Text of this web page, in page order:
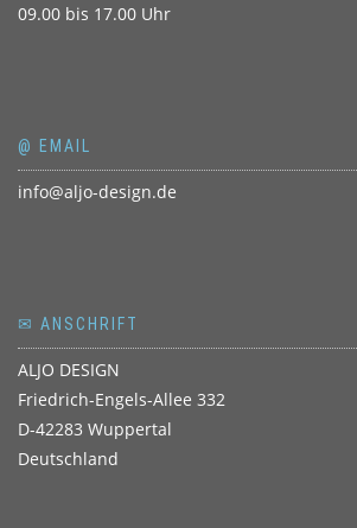
09.00 bis 17.00 Uhr
@ EMAIL
info@aljo-design.de
✉ ANSCHRIFT
ALJO DESIGN
Friedrich-Engels-Allee 332
D-42283 Wuppertal
Deutschland